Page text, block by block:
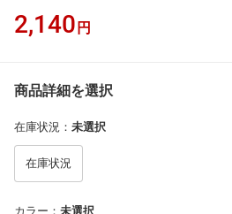
2,140 円
商品詳細を選択
在庫状況 ： 未選択
在庫状況
カラー ： 未選択